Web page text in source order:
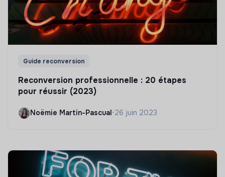
Guide reconversion
Reconversion professionnelle : 20 étapes
pour réussir (2023)
Noëmie Martin-Pascual •26 juin 2023